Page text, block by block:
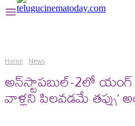
Home News
అన్​స్టాపబుల్-2లో
వాళ్లని పిలవడమే తప్పు’